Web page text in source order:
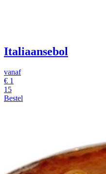
Italiaansebol
vanaf
€ 1
15
Bestel